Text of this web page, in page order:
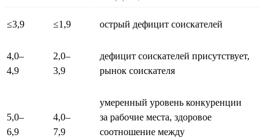
≤3,9 ≤1,9 острый дефицит соискателей
4,0–
4,9
2,0–
3,9
дефицит соискателей присутствует,
рынок соискателя
5,0–
6,9
4,0–
7,9
умеренный уровень конкуренции
за рабочие места, здоровое
соотношение между